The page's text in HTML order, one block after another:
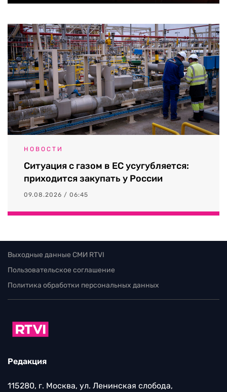
НОВОСТИ
Ситуация с газом в ЕС усугубляется:
приходится закупать у России
09.08.2026 / 06:45
Выходные данные СМИ RTVI
Пользовательское соглашение
Политика обработки персональных данных
Редакция
115280, г. Москва, ул. Ленинская слобода,